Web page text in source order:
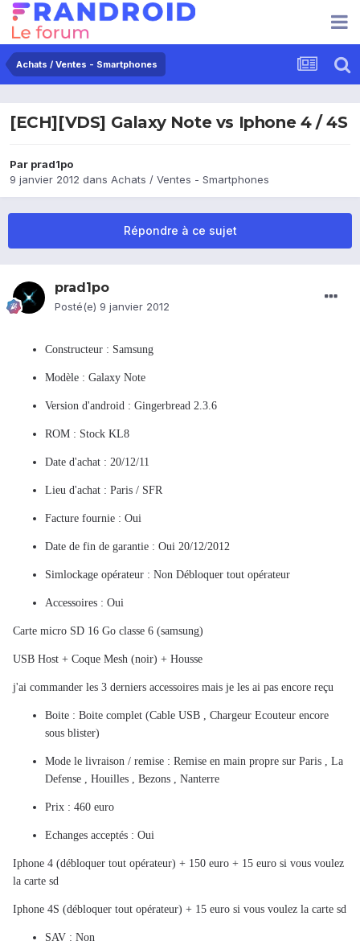
Achats / Ventes - Smartphones
[ECH][VDS] Galaxy Note vs Iphone 4 / 4S
Par prad1po
9 janvier 2012 dans Achats / Ventes - Smartphones
Répondre à ce sujet
prad1po
Posté(e) 9 janvier 2012
Constructeur : Samsung
Modèle : Galaxy Note
Version d'android : Gingerbread 2.3.6
ROM : Stock KL8
Date d'achat : 20/12/11
Lieu d'achat : Paris / SFR
Facture fournie : Oui
Date de fin de garantie : Oui 20/12/2012
Simlockage opérateur : Non Débloquer tout opérateur
Accessoires : Oui
Carte micro SD 16 Go classe 6 (samsung)
USB Host + Coque Mesh (noir) + Housse
j'ai commander les 3 derniers accessoires mais je les ai pas encore reçu
Boite : Boite complet (Cable USB , Chargeur Ecouteur encore
sous blister)
Mode le livraison / remise : Remise en main propre sur Paris , La
Defense , Houilles , Bezons , Nanterre
Prix : 460 euro
Echanges acceptés : Oui
Iphone 4 (débloquer tout opérateur) + 150 euro + 15 euro si vous voulez
la carte sd
Iphone 4S (débloquer tout opérateur) + 15 euro si vous voulez la carte sd
SAV : Non